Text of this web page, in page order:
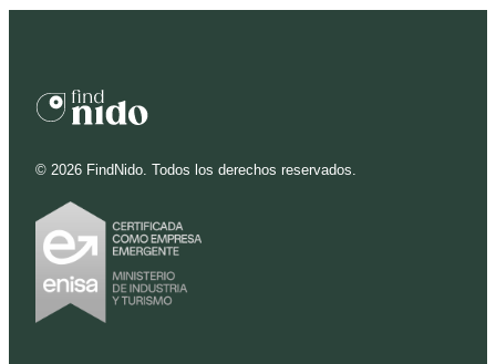
© 2026 FindNido. Todos los derechos reservados.